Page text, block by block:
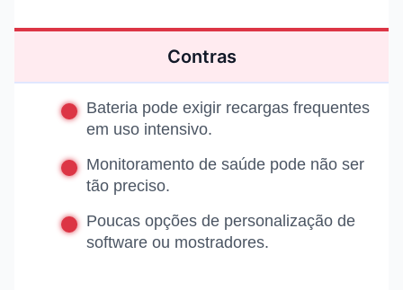
Contras
Bateria pode exigir recargas frequentes
em uso intensivo.
Monitoramento de saúde pode não ser
tão preciso.
Poucas opções de personalização de
software ou mostradores.